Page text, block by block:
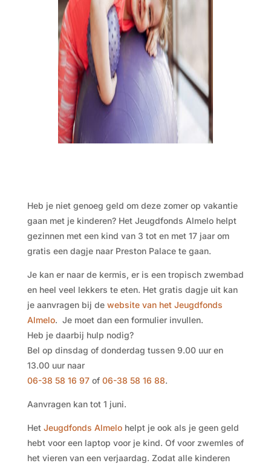
Heb je niet genoeg geld om deze zomer op vakantie
gaan met je kinderen? Het Jeugdfonds Almelo helpt
gezinnen met een kind van 3 tot en met 17 jaar om
gratis een dagje naar Preston Palace te gaan.
Je kan er naar de kermis, er is een tropisch zwembad
en heel veel lekkers te eten. Het gratis dagje uit kan
je aanvragen bij dewebsite van het Jeugdfonds
Almelo. Je moet dan een formulier invullen.
Heb je daarbij hulp nodig?
Bel op dinsdag of donderdag tussen 9.00 uur en
13.00 uur naar
06-38 58 16 97of 06-38 58 16 88.
Aanvragen kan tot 1 juni.
HetJeugdfonds Almelohelpt je ook als je geen geld
hebt voor een laptop voor je kind. Of voor zwemles of
het vieren van een verjaardag. Zodat alle kinderen